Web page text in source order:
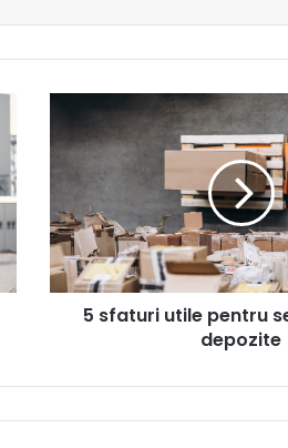
utile
în
depozite
5 sfaturi utile pentru
depozite